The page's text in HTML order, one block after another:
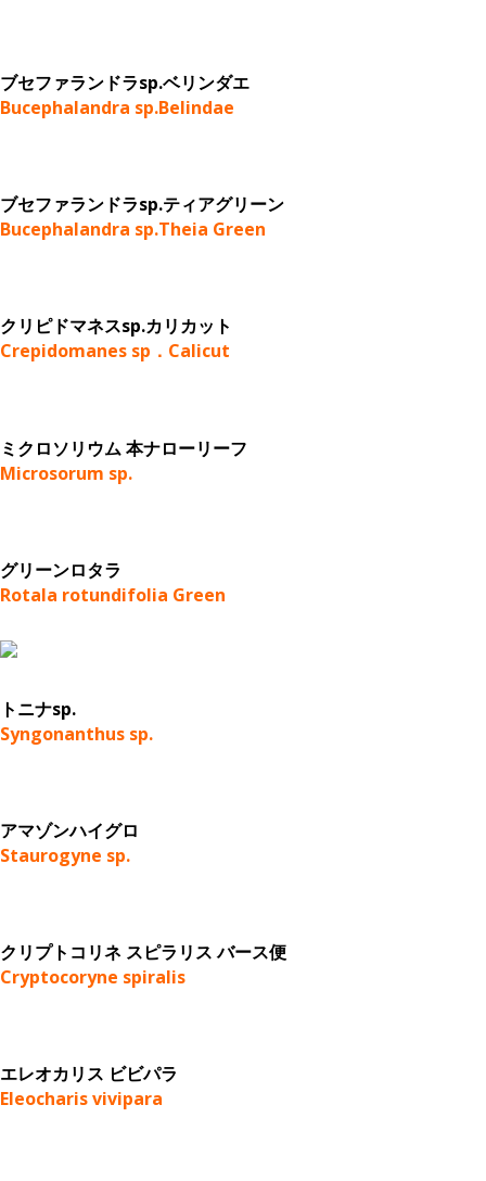
ブセファランドラsp.ベリンダエ
Bucephalandra sp.Belindae
ブセファランドラsp.ティアグリーン
Bucephalandra sp.Theia Green
クリピドマネスsp.カリカット
Crepidomanes sp．Calicut
ミクロソリウム 本ナローリーフ
Microsorum sp.
グリーンロタラ
Rotala rotundifolia Green
トニナsp.
Syngonanthus sp.
アマゾンハイグロ
Staurogyne sp.
クリプトコリネ スピラリス バース便
Cryptocoryne spiralis
エレオカリス ビビパラ
Eleocharis vivipara